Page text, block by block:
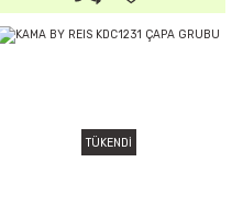
TÜKENDİ